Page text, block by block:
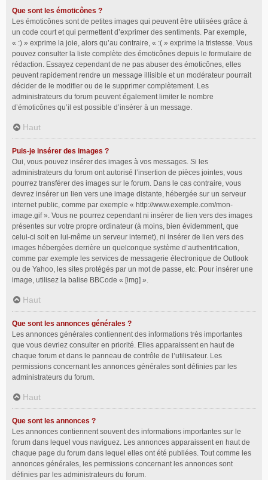
Que sont les émoticônes ?
Les émoticônes sont de petites images qui peuvent être utilisées grâce à
un code court et qui permettent d’exprimer des sentiments. Par exemple,
« :) » exprime la joie, alors qu’au contraire, « :( » exprime la tristesse. Vous
pouvez consulter la liste complète des émoticônes depuis le formulaire de
rédaction. Essayez cependant de ne pas abuser des émoticônes, elles
peuvent rapidement rendre un message illisible et un modérateur pourrait
décider de le modifier ou de le supprimer complètement. Les
administrateurs du forum peuvent également limiter le nombre
d’émoticônes qu’il est possible d’insérer à un message.
Haut
Puis-je insérer des images ?
Oui, vous pouvez insérer des images à vos messages. Si les
administrateurs du forum ont autorisé l’insertion de pièces jointes, vous
pourrez transférer des images sur le forum. Dans le cas contraire, vous
devrez insérer un lien vers une image distante, hébergée sur un serveur
internet public, comme par exemple « http://www.exemple.com/mon-
image.gif ». Vous ne pourrez cependant ni insérer de lien vers des images
présentes sur votre propre ordinateur (à moins, bien évidemment, que
celui-ci soit en lui-même un serveur internet), ni insérer de lien vers des
images hébergées derrière un quelconque système d’authentification,
comme par exemple les services de messagerie électronique de Outlook
ou de Yahoo, les sites protégés par un mot de passe, etc. Pour insérer une
image, utilisez la balise BBCode « [img] ».
Haut
Que sont les annonces générales ?
Les annonces générales contiennent des informations très importantes
que vous devriez consulter en priorité. Elles apparaissent en haut de
chaque forum et dans le panneau de contrôle de l’utilisateur. Les
permissions concernant les annonces générales sont définies par les
administrateurs du forum.
Haut
Que sont les annonces ?
Les annonces contiennent souvent des informations importantes sur le
forum dans lequel vous naviguez. Les annonces apparaissent en haut de
chaque page du forum dans lequel elles ont été publiées. Tout comme les
annonces générales, les permissions concernant les annonces sont
définies par les administrateurs du forum.